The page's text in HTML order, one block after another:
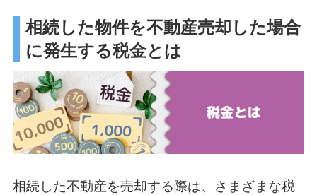
相続した物件を不動産売却した場合
に発生する税金とは
相続した不動産を売却する際は、さまざまな税